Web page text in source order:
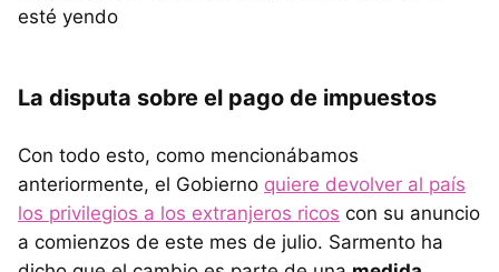
esté yendo
La disputa sobre el pago de impuestos
Con todo esto, como mencionábamos
anteriormente, el Gobierno quiere devolver al país
los privilegios a los extranjeros ricos con su anuncio
a comienzos de este mes de julio. Sarmento ha